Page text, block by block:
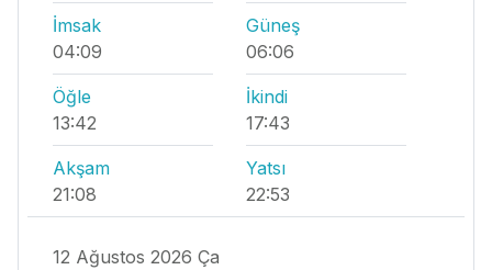
İmsak
04:09
Güneş
06:06
Öğle
13:42
İkindi
17:43
Akşam
21:08
Yatsı
22:53
12 Ağustos 2026 Ça